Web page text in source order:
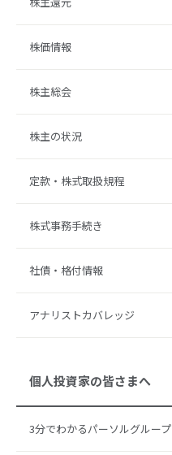
株価情報
株主総会
株主の状況
定款・株式取扱規程
株式事務手続き
社債・格付情報
アナリストカバレッジ
個人投資家の皆さまへ
3分でわかるパーソルグループ